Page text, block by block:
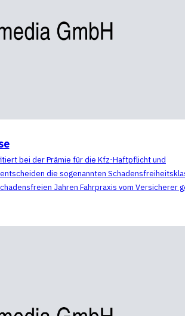
bei der Prämie für die Kfz-Haftpflicht und
die sogenannten
Jahren Fahrpraxis vom Versicherer